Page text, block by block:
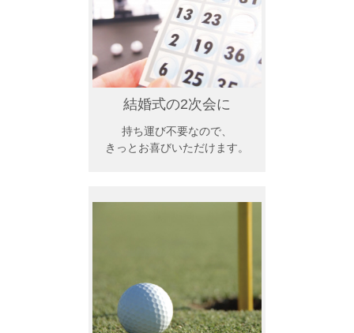
お中元ギフト
お中元ハムギフ
ト
結婚内祝い
ふるさと納税
結婚式の2次会に
持ち運び不要なので、
きっとお喜びいただけます。